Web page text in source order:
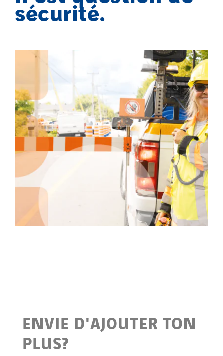
sécurité.
ENVIE D'AJOUTER TON
PLUS?